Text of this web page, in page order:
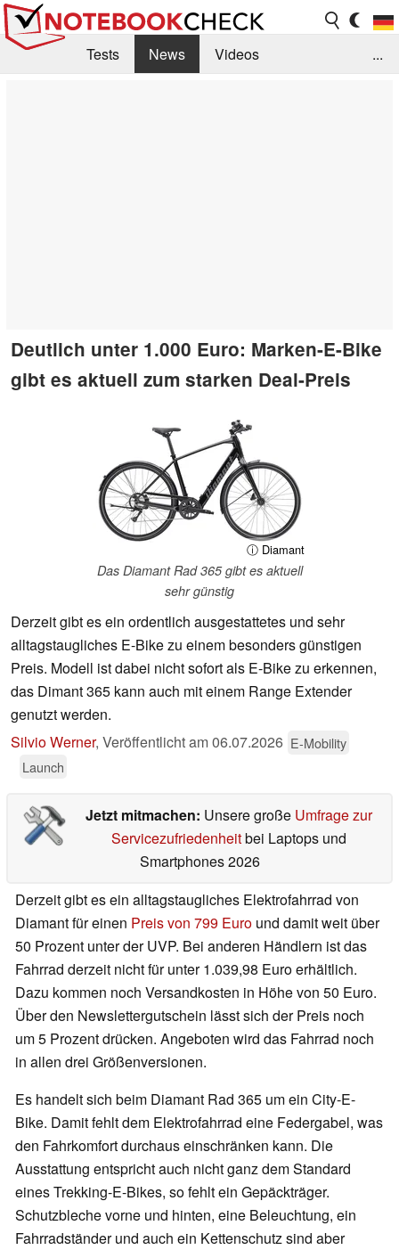
Tests News
Videos
...
Deutlich unter 1.000 Euro: Marken-E-Bike
gibt es aktuell zum starken Deal-Preis
ⓘ Diamant
Das Diamant Rad 365 gibt es aktuell
sehr günstig
Derzeit gibt es ein ordentlich ausgestattetes und sehr
alltagstaugliches E-Bike zu einem besonders günstigen
Preis. Modell ist dabei nicht sofort als E-Bike zu erkennen,
das Dimant 365 kann auch mit einem Range Extender
genutzt werden.
Silvio Werner, Veröffentlicht am06.07.2026 E-Mobility
Launch
Jetzt mitmachen: Unsere große Umfrage zur
Servicezufriedenheitbei Laptops und
Smartphones 2026
Derzeit gibt es ein alltagstaugliches Elektrofahrrad von
Diamant für einen Preis von 799 Euro und damit weit über
50 Prozent unter der UVP. Bei anderen Händlern ist das
Fahrrad derzeit nicht für unter 1.039,98 Euro erhältlich.
Dazu kommen noch Versandkosten in Höhe von 50 Euro.
Über den Newslettergutschein lässt sich der Preis noch
um 5 Prozent drücken. Angeboten wird das Fahrrad noch
in allen drei Größenversionen.
Es handelt sich beim Diamant Rad 365 um ein City-E-
Bike. Damit fehlt dem Elektrofahrrad eine Federgabel, was
den Fahrkomfort durchaus einschränken kann. Die
Ausstattung entspricht auch nicht ganz dem Standard
eines Trekking-E-Bikes, so fehlt ein Gepäckträger.
Schutzbleche vorne und hinten, eine Beleuchtung, ein
Fahrradständer und auch ein Kettenschutz sind aber